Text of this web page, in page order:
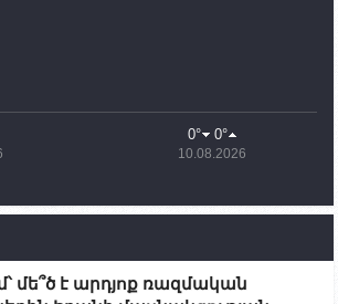
շատ, շատ, շատ օգտակար
փոխվարչապետն այսօր կմեկնի
02.10.2023
02.10.2023
0° 0°
10.08.2026
մե՞ծ է արդյոք ռազմական